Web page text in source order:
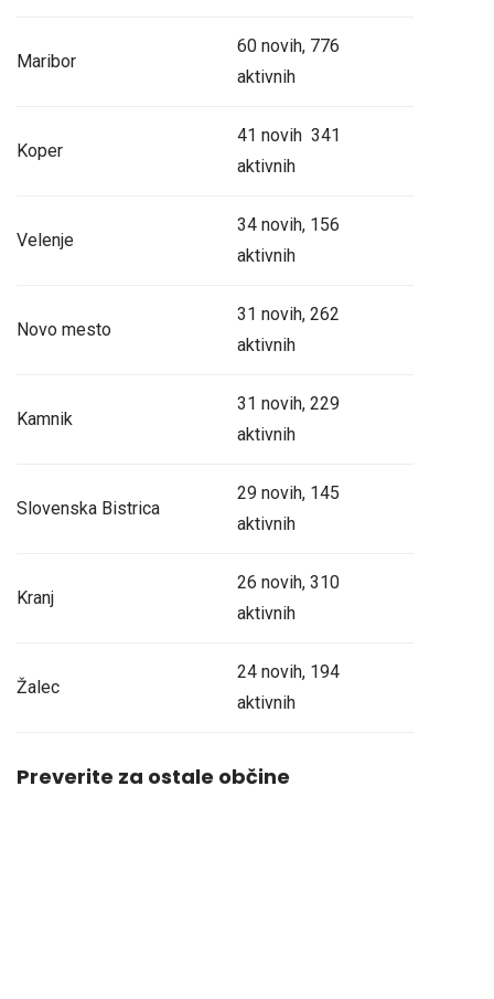
Maribor
60 novih, 776
aktivnih
Koper
41 novih 341
aktivnih
Velenje
34 novih, 156
aktivnih
Novo mesto
31 novih, 262
aktivnih
Kamnik
31 novih, 229
aktivnih
Slovenska Bistrica
29 novih, 145
aktivnih
Kranj
26 novih, 310
aktivnih
Žalec
24 novih, 194
aktivnih
Preverite za ostale občine